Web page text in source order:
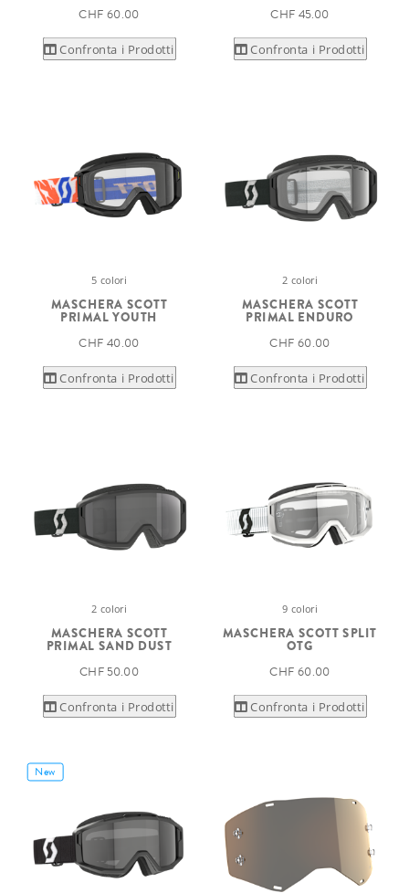
CHF 60.00
Confronta i Prodotti
CHF 45.00
Confronta i Prodotti
5 colori
MASCHERA SCOTT
PRIMAL YOUTH
CHF 40.00
Confronta i Prodotti
2 colori
MASCHERA SCOTT
PRIMAL ENDURO
CHF 60.00
Confronta i Prodotti
2 colori
MASCHERA SCOTT
PRIMAL SAND DUST
CHF 50.00
Confronta i Prodotti
9 colori
MASCHERA SCOTT SPLIT
OTG
CHF 60.00
Confronta i Prodotti
New